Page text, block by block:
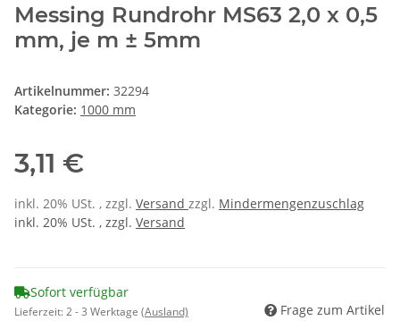
Messing Rundrohr MS63 2,0 x 0,5
mm, je m ± 5mm
Artikelnummer: 32294
Kategorie: 1000 mm
3,11 €
inkl. 20% USt. , zzgl. Versand zzgl. Mindermengenzuschlag
inkl. 20% USt. , zzgl. Versand
Sofort verfügbar
Lieferzeit:2 - 3 Werktage (Ausland) Frage zum Artikel